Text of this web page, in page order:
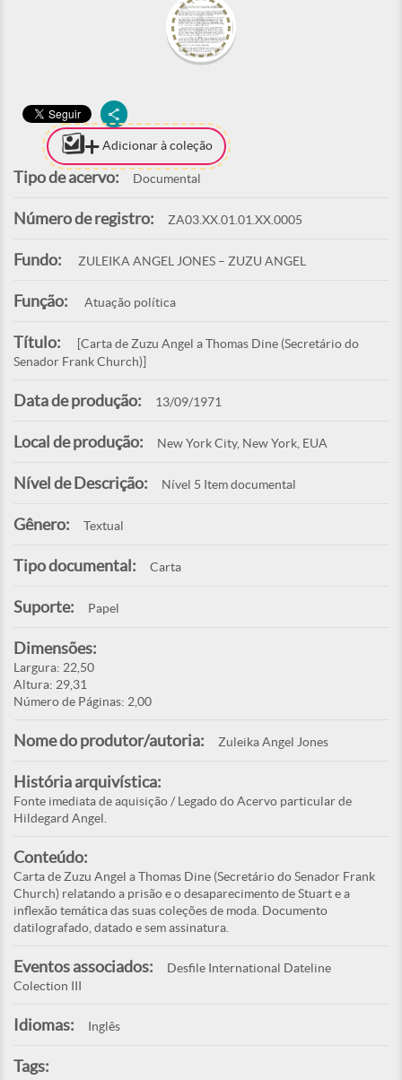
Adicionar à coleção
Tipo de acervo: Documental
Número de registro: ZA03.XX.01.01.XX.0005
Fundo: ZULEIKA ANGEL JONES – ZUZU ANGEL
Função: Atuação política
Título:
[Carta de Zuzu Angel a Thomas Dine (Secretário do
Senador Frank Church)]
Data de produção: 13/09/1971
Local de produção: New York City, New York, EUA
Nível de Descrição: Nível 5 Item documental
Gênero: Textual
Tipo documental: Carta
Suporte: Papel
Dimensões:
Largura: 22,50
Altura: 29,31
Número de Páginas: 2,00
Nome do produtor/autoria: Zuleika Angel Jones
História arquivística:
Fonte imediata de aquisição / Legado do Acervo particular de
Hildegard Angel.
Conteúdo:
Carta de Zuzu Angel a Thomas Dine (Secretário do Senador Frank
Church) relatando a prisão e o desaparecimento de Stuart e a
inflexão temática das suas coleções de moda. Documento
datilografado, datado e sem assinatura.
Eventos associados:
Desfile International Dateline
Colection III
Idiomas: Inglês
Tags: